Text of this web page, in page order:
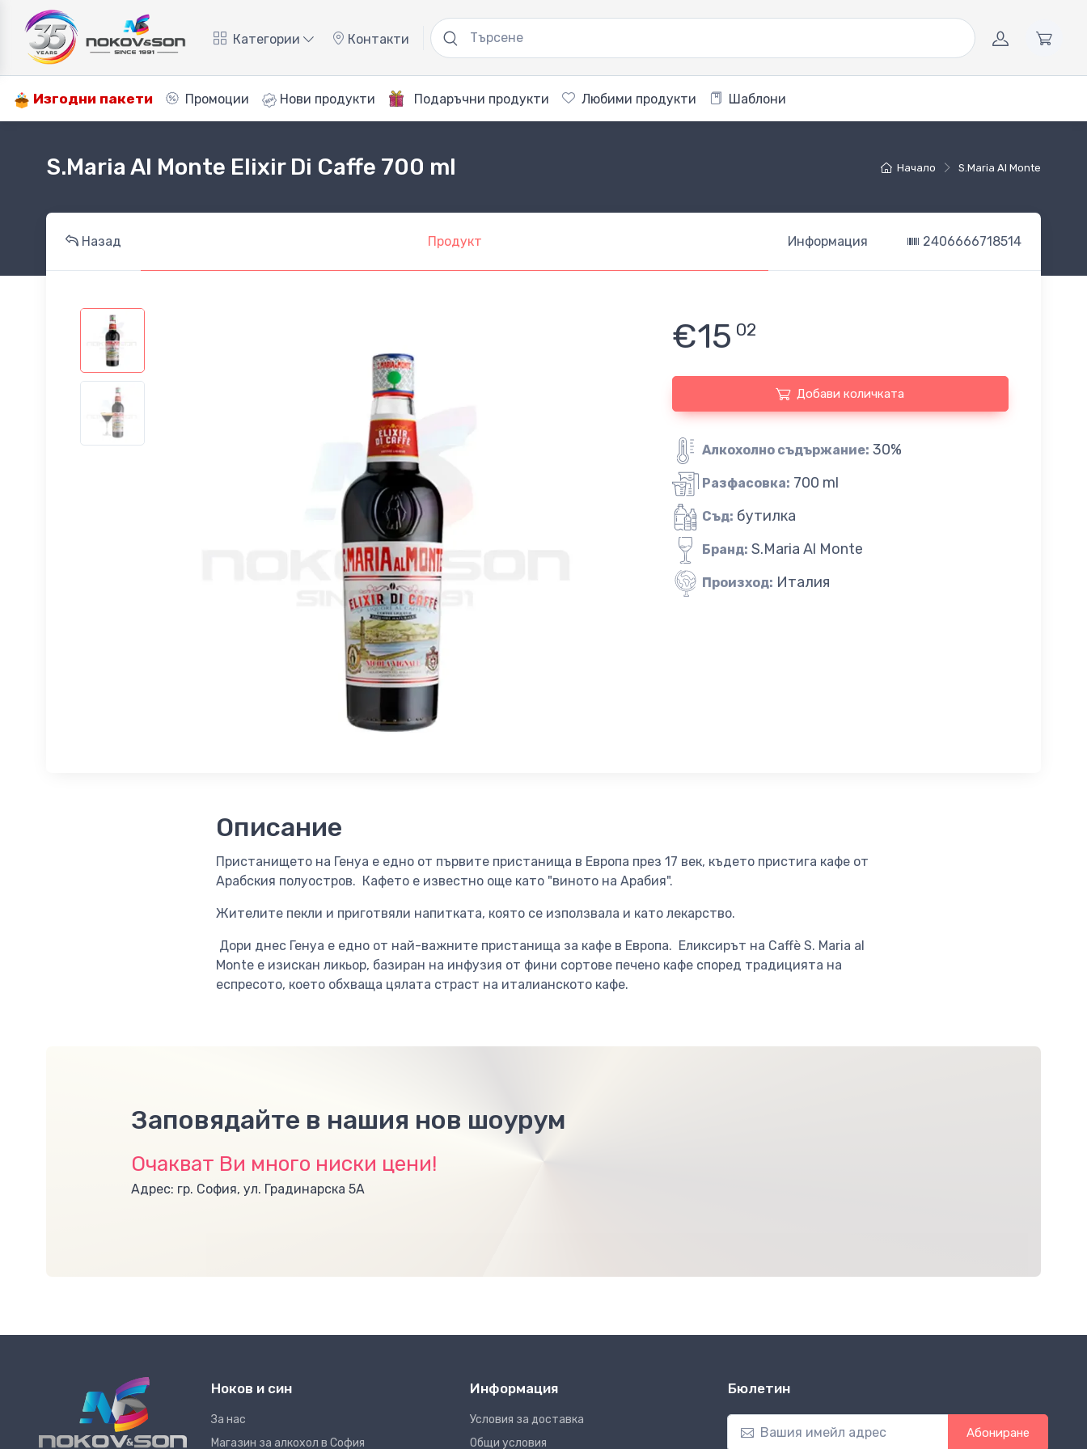
Категории Контакти
Изгодни пакети Промоции Нови продукти Подаръчни продукти Любими продукти Шаблони
Начало S.Maria Al Monte
S.Maria Al Monte Elixir Di Caffe 700 ml
Назад Продукт Информация 2406666718514
€15 02
Добави количката
Алкохолно съдържание: 30%
Разфасовка: 700 ml
Съд: бутилка
Бранд: S.Maria Al Monte
Произход: Италия
Описание
Пристанището на Генуа е едно от първите пристанища в Европа през 17 век, където пристига кафе от
Арабския полуостров. Кафето е известно още като "виното на Арабия".
Жителите пекли и приготвяли напитката, която се използвала и като лекарство.
Дори днес Генуа е едно от най-важните пристанища за кафе в Европа. Еликсирът на Caffè S. Maria al
Monte е изискан ликьор, базиран на инфузия от фини сортове печено кафе според традицията на
еспресото, което обхваща цялата страст на италианското кафе.
Заповядайте в нашия нов шоурум
Очакват Ви много ниски цени!
Адрес: гр. София, ул. Градинарска 5А
Ноков и син
За нас
Магазин за алкохол в София
Информация
Условия за доставка
Общи условия
Бюлетин
Абониране